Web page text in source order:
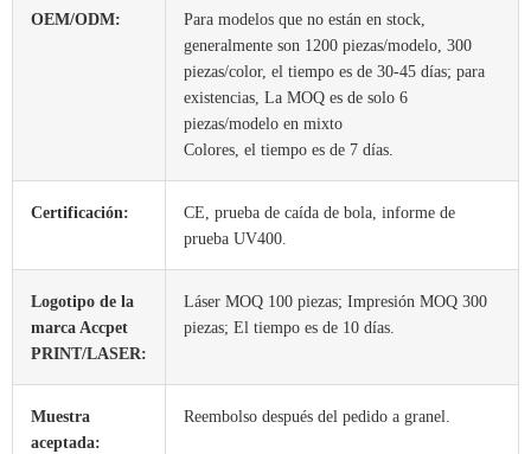
OEM/ODM:
Para modelos que no están en stock,
generalmente son 1200 piezas/modelo, 300
piezas/color, el tiempo es de 30-45 días; para
existencias, La MOQ es de solo 6
piezas/modelo en mixto
Colores, el tiempo es de 7 días.
Certificación:
CE, prueba de caída de bola, informe de
prueba UV400.
Logotipo de la
marca Accpet
PRINT/LASER:
Láser MOQ 100 piezas; Impresión MOQ 300
piezas; El tiempo es de 10 días.
Muestra
aceptada:
Reembolso después del pedido a granel.